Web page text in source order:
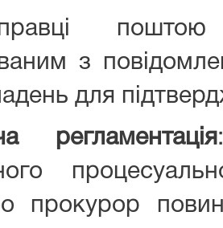
з
для
регламентація
прокурор